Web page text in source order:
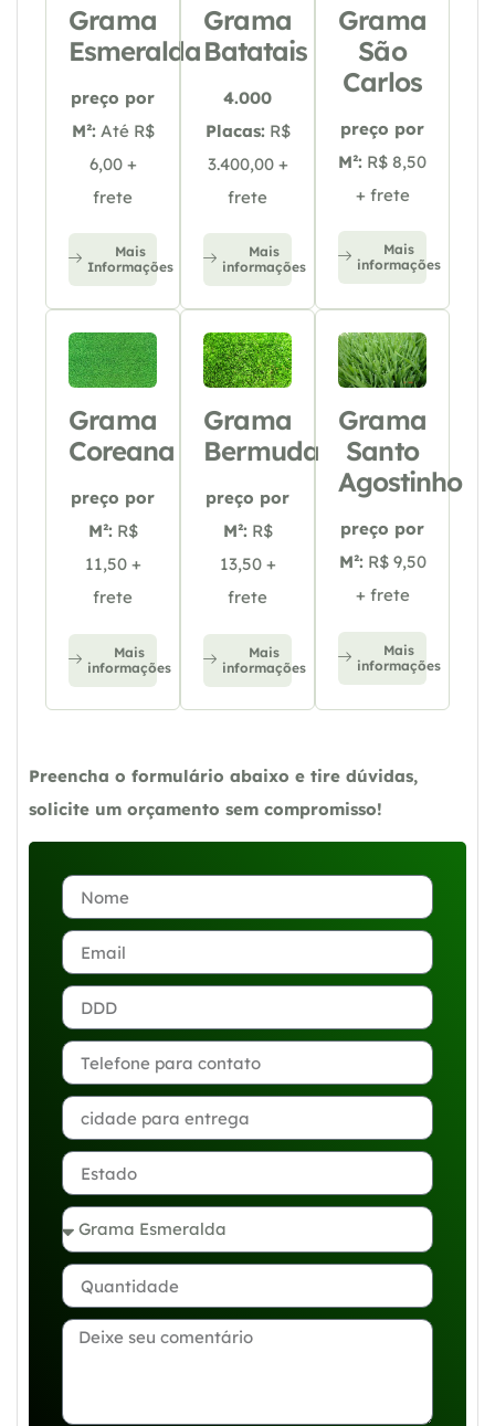
Grama
Esmeralda
preço por
M²: Até R$
6,00 +
frete
Mais
Informações
Grama
Batatais
4.000
Placas: R$
3.400,00 +
frete
Mais
informações
Grama
São
Carlos
preço por
M²: R$ 8,50
+ frete
Mais
informações
Grama
Coreana
preço por
M²: R$
11,50 +
frete
Mais
informações
Grama
Bermuda
preço por
M²: R$
13,50 +
frete
Mais
informações
Grama
Santo
Agostinho
preço por
M²: R$ 9,50
+ frete
Mais
informações
Preencha o formulário abaixo e tire dúvidas,
solicite um orçamento sem compromisso!